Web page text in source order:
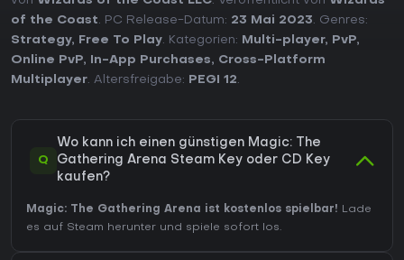
of the Coast. PC Release-Datum: 23 Mai 2023. Genres:
Strategy, Free To Play. Kategorien: Multi-player, PvP,
Online PvP, In-App Purchases, Cross-Platform
Multiplayer. Altersfreigabe: PEGI 12.
Q
Wo kann ich einen günstigen Magic: The
Gathering Arena Steam Key oder CD Key
kaufen?
Magic: The Gathering Arena ist kostenlos spielbar! Lade
es auf Steam herunter und spiele sofort los.